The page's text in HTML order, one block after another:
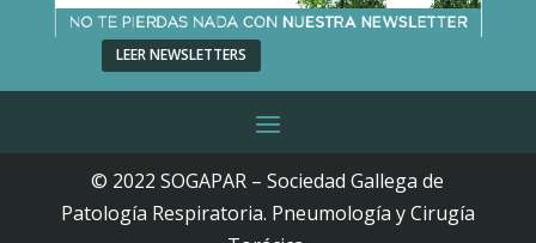
LEER NEWSLETTERS
© 2022 SOGAPAR – Sociedad Gallega de
Patología Respiratoria. Pneumología y Cirugía